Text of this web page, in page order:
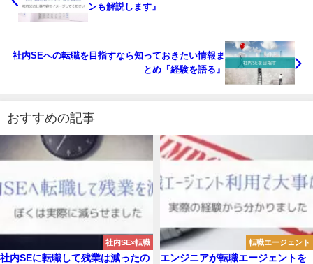
ンも解説します』
社内SEへの転職を目指すなら知っておきたい情報ま
とめ『経験を語る』
おすすめの記事
社内SE×転職
社内SEに転職して残業は減ったの
転職エージェント
エンジニアが転職エージェントを